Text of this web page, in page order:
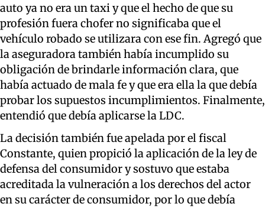
auto ya no era un taxi y que el hecho de que su
profesión fuera chofer no significaba que el
vehículo robado se utilizara con ese fin. Agregó que
la aseguradora también había incumplido su
obligación de brindarle información clara, que
había actuado de mala fe y que era ella la que debía
probar los supuestos incumplimientos. Finalmente,
entendió que debía aplicarse la LDC.
La decisión también fue apelada por el fiscal
Constante, quien propició la aplicación de la ley de
defensa del consumidor y sostuvo que estaba
acreditada la vulneración a los derechos del actor
en su carácter de consumidor, por lo que debía